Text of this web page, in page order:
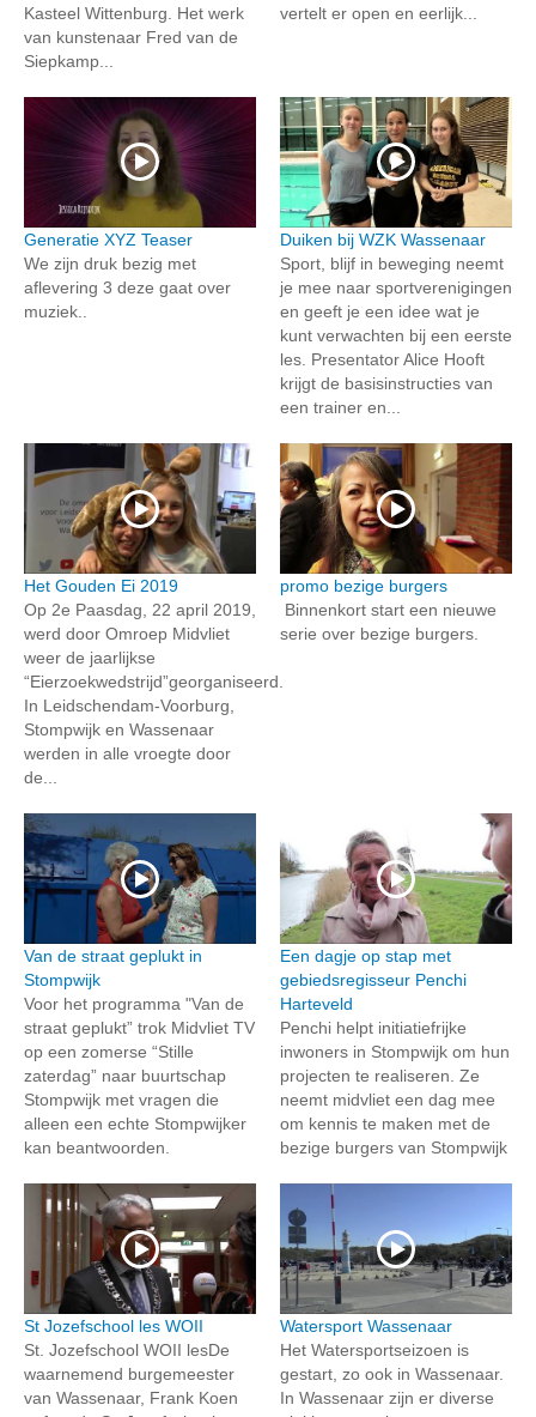
Kasteel Wittenburg. Het werk
van kunstenaar Fred van de
Siepkamp...
vertelt er open en eerlijk...
Generatie XYZ Teaser
We zijn druk bezig met
aflevering 3 deze gaat over
muziek..
Duiken bij WZK Wassenaar
Sport, blijf in beweging neemt
je mee naar sportverenigingen
en geeft je een idee wat je
kunt verwachten bij een eerste
les. Presentator Alice Hooft
krijgt de basisinstructies van
een trainer en...
Het Gouden Ei 2019
Op 2e Paasdag, 22 april 2019,
werd door Omroep Midvliet
weer de jaarlijkse
“Eierzoekwedstrijd”georganiseerd.
In Leidschendam-Voorburg,
Stompwijk en Wassenaar
werden in alle vroegte door
de...
promo bezige burgers
Binnenkort start een nieuwe
serie over bezige burgers.
Van de straat geplukt in
Stompwijk
Voor het programma "Van de
straat geplukt” trok Midvliet TV
op een zomerse “Stille
zaterdag” naar buurtschap
Stompwijk met vragen die
alleen een echte Stompwijker
kan beantwoorden.
Een dagje op stap met
gebiedsregisseur Penchi
Harteveld
Penchi helpt initiatiefrijke
inwoners in Stompwijk om hun
projecten te realiseren. Ze
neemt midvliet een dag mee
om kennis te maken met de
bezige burgers van Stompwijk
St Jozefschool les WOII
St. Jozefschool WOII lesDe
waarnemend burgemeester
van Wassenaar, Frank Koen
Watersport Wassenaar
Het Watersportseizoen is
gestart, zo ook in Wassenaar.
In Wassenaar zijn er diverse